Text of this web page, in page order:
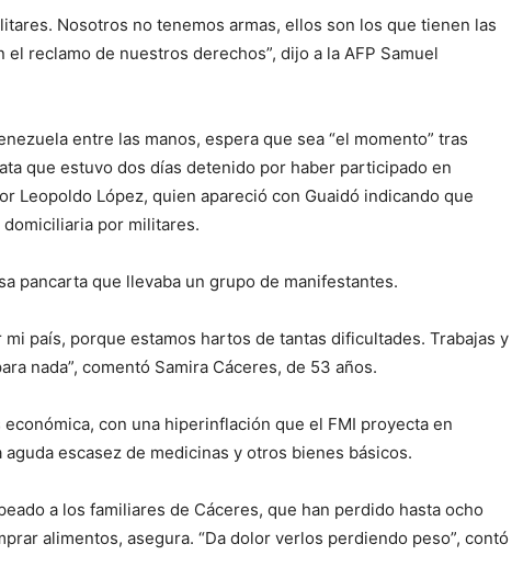
Nosotros no tenemos armas, ellos son los que tienen las
reclamo de nuestros derechos”, dijo a la AFP Samuel
entre las manos, espera que sea “el momento” tras
que estuvo dos días detenido por haber participado en
Leopoldo López, quien apareció con Guaidó indicando que
por militares.
pancarta que llevaba un grupo de manifestantes.
país, porque estamos hartos de tantas dificultades. Trabajas y
nada”, comentó Samira Cáceres, de 53 años.
con una hiperinflación que el FMI proyecta en
aguda escasez de medicinas y otros bienes básicos.
a los familiares de Cáceres, que han perdido hasta ocho
alimentos, asegura. “Da dolor verlos perdiendo peso”, contó